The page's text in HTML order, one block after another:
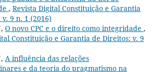
, Revista Digital Constituição e Garantia
9 n. 1 (2016)
O novo CPC e o direito como integridade ,
Constituição e Garantia de Direitos: v. 9
A influência das relações
e da teoria do pragmatismo na